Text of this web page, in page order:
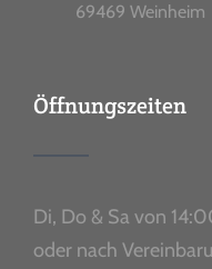
69469 Weinheim
Öffnungszeiten
Di, Do & Sa von
oder nach